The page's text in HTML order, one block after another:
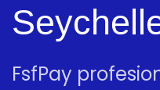
FsfPay